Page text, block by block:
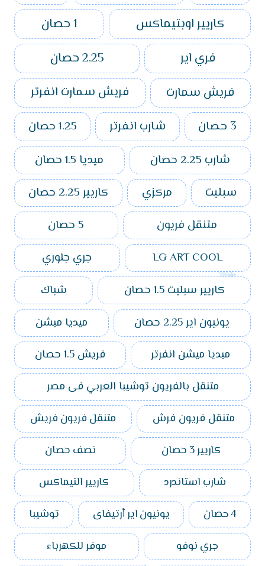
كاريير اوبتيماكس
1 حصان
فري اير
2.25 حصان
فريش سمارت
فريش سمارت انفرتر
3 حصان
شارب انفرتر 1.25 حصان
شارب 2.25 حصان ميديا 1.5 حصان
سبليت مركزي
كاريير 2.25 حصان
متنقل فريون
5 حصان
LG ART COOL
جري جلوري
كاريير سبليت 1.5 حصان
شباك
يونيون اير 2.25 حصان
ميديا ميشن
ميديا ميشن انفرتر
فريش 1.5 حصان
متنقل بالفريون توشيبا العربي فى مصر
متنقل فريون فرش
متنقل فريون فريش
كاريير 3 حصان
نصف حصان
شارب استاندرد
كاريير التيماكس
4 حصان
يونيون اير أرتيفاى
توشيبا
جري نوفو
موفر للكهرباء